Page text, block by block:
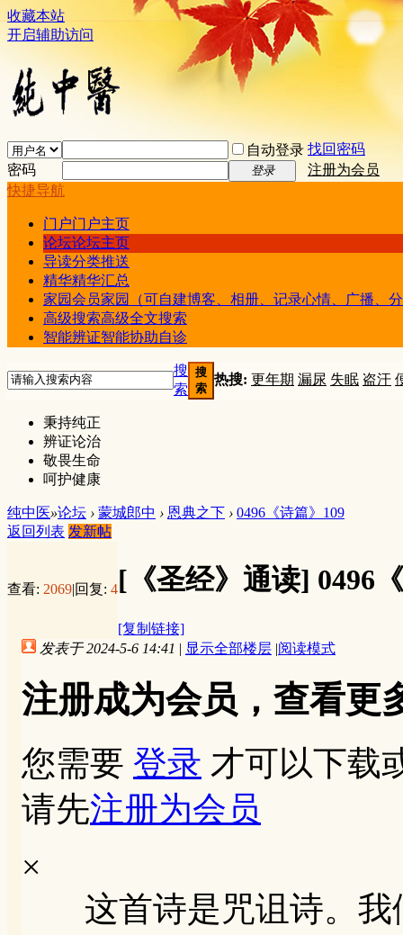
收藏本站
开启辅助访问
自动登录 找回密码
密码
登录
注册为会员
快捷导航
门户门户主页
论坛论坛主页
导读分类推送
精华精华汇总
家园会员家园（可自建博客、相册、记录心情、广播、
高级搜索高级全文搜索
智能辨证智能协助自诊
搜
索
搜
索
热搜: 更年期 漏尿 失眠 盗汗
秉持纯正
辨证论治
敬畏生命
呵护健康
纯中医»论坛 › 蒙城郎中 › 恩典之下 › 0496《诗篇》109
返回列表 发新帖
查看: 2069|回复: 4[《圣经》通读] 0496
[复制链接]
发表于 2024-5-6 14:41 | 显示全部楼层 |阅读模式
注册成为会员，查看更
您需要 登录 才可以下载
请先注册为会员
×
这首诗是咒诅诗。我